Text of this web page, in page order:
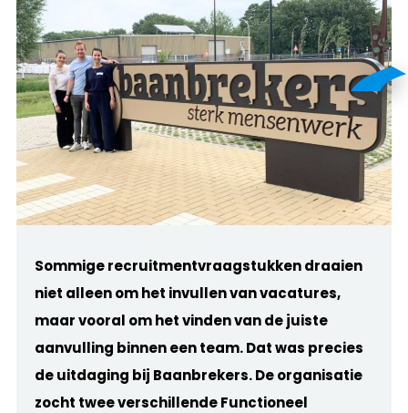
Sommige recruitmentvraagstukken draaien
niet alleen om het invullen van vacatures,
maar vooral om het vinden van de juiste
aanvulling binnen een team. Dat was precies
de uitdaging bij Baanbrekers. De organisatie
zocht twee verschillende Functioneel